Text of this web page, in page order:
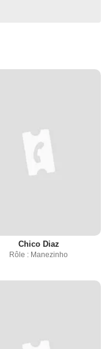
Chico Diaz
Rôle : Manezinho